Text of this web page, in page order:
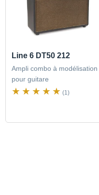
Line 6 DT50 212
Ampli combo à modélisation
pour guitare
(1)